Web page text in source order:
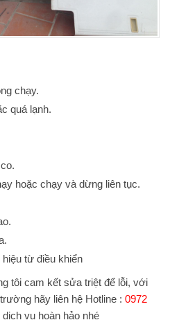
chạy.
quá lạnh.
hoặc chạy và dừng liên tục.
từ điều khiển
tôi cam kết sửa triệt để lỗi, với
hãy liên hệ Hotline : 0972
vụ hoàn hảo nhé